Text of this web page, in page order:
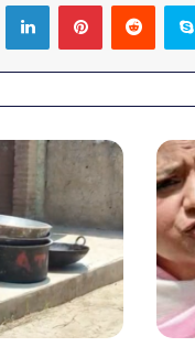
LinkedInPinterest